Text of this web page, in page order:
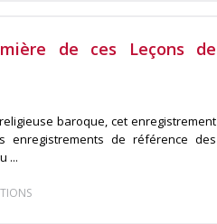
de ces Leçons de
baroque, cet enregistrement
enregistrements de référence des
...